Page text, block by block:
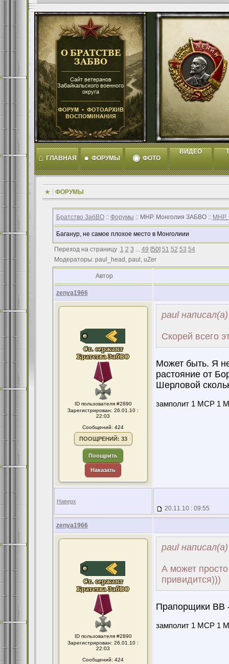
⌂ ГЛАВНАЯ ● ФОРУМЫ ◉ ФОТО
ВИДЕО
ФОРУМЫ
Братство ЗабВО:: Форумы :: МНР. Монголия ЗАБВО :: МНР.
Баганур, не самое плохое место в Монголиии
Переход на страницу 1 2 3 ... 49 [50] 51 52 53 54
Модераторы: paul_head, paul, uZer
Автор
zenya1966
ID пользователя #2890
Зарегистрирован: 26.01.10 :
22:03
Сообщений: 424
ПООЩРЕНИЙ: 33
Поощрить
Наказать
paul написал(а)
Скорей всего
Может быть. Я
растояние от
Шерловой
замполит 1 МСР 1
Наверх
20.11.10 : 09:55
zenya1966
ID пользователя #2890
Зарегистрирован: 26.01.10 :
22:03
Сообщений: 424
paul написал(а)
А может
привидится)))
Прапорщики ВВ
замполит 1 МСР 1